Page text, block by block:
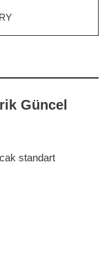
Güncel
standart